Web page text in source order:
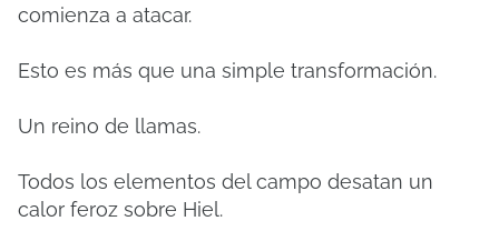
comienza a atacar.
Esto es más que una simple transformación.
Un reino de llamas.
Todos los elementos del campo desatan un
calor feroz sobre Hiel.